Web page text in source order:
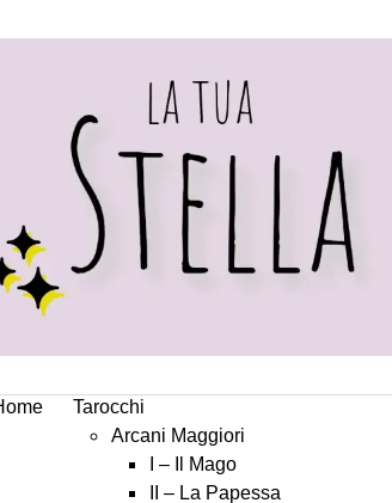
Tarocchi
Arcani Maggiori
I – Il Mago
II – La Papessa